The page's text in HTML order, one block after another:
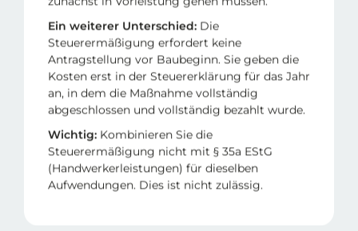
Ein weiterer Unterschied: Die
Steuerermäßigung erfordert keine
Antragstellung vor Baubeginn. Sie geben die
Kosten erst in der Steuererklärung für das Jahr
an, in dem die Maßnahme vollständig
abgeschlossen und vollständig bezahlt wurde.
Wichtig: Kombinieren Sie die
Steuerermäßigung nicht mit § 35a EStG
(Handwerkerleistungen) für dieselben
Aufwendungen. Dies ist nicht zulässig.